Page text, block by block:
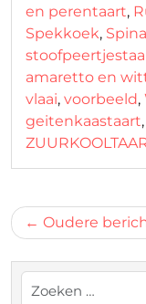
en perentaart,
Spekkoek,
amaretto en
vlaai, voorbeeld,
geitenkaastaart,
Oudere